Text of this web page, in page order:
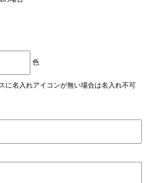
色
に名入れアイコンが無い場合は名入れ不可